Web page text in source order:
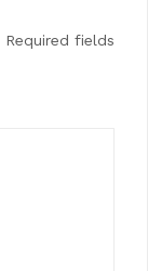
Required fields